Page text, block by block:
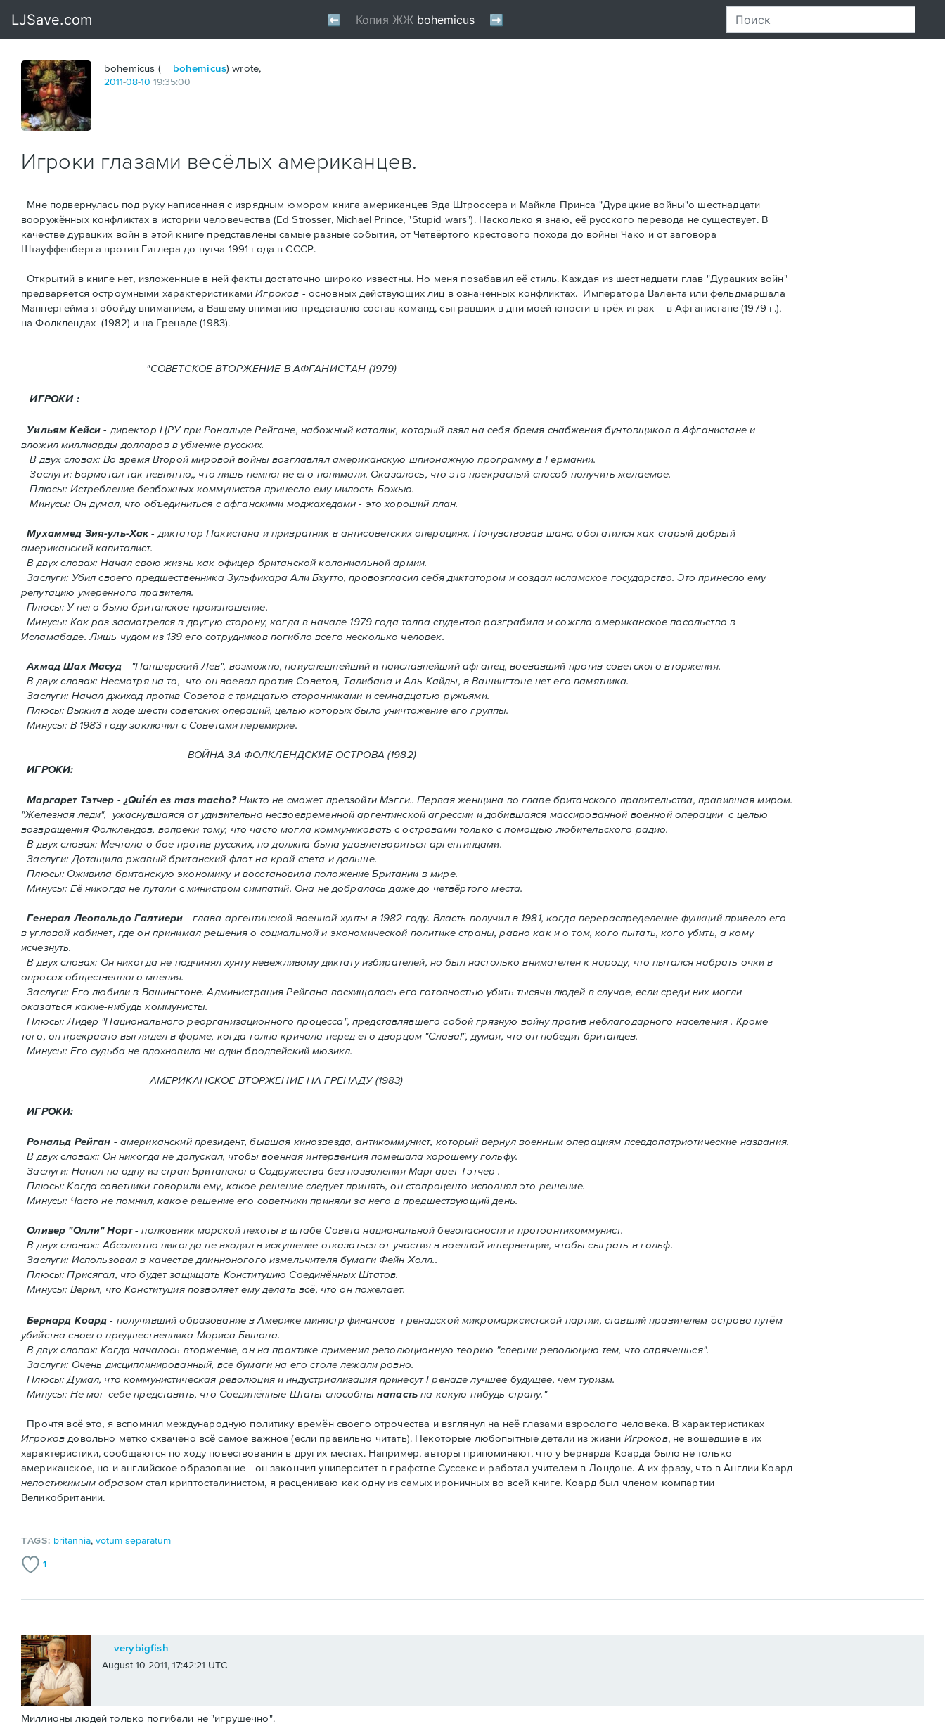
bohemicus ( bohemicus) wrote,
2011-08-10 19:35:00
Игроки глазами весёлых американцев.
Мне подвернулась под руку написанная с изрядным юмором книга американцев Эдa Штроссерa и Майклa Принсa "Дурацкие войны"о шестнадцати
вооружённых конфликтах в истории человечества (Ed Strosser, Michael Prince, "Stupid wars"). Насколько я знаю, её русского перевода не существует. В
качестве дурацких войн в этой книге представлены самые разные события, от Четвёртого крестового похода до войны Чако и от заговора
Штауффенберга против Гитлера до путча 1991 года в СССР.
Открытий в книге нет, изложенные в ней факты достаточно широко известны. Но меня позабавил её стиль. Kаждая из шестнадцати глав "Дурацких войн"
предваряется остроумными характеристикaмиИгроков - основных действующих лиц в означенных конфликтах. Императора Валента или фельдмаршала
Маннергейма я обойду вниманием, а Вашему вниманию представлю состав команд, сыгравших в дни моей юности в трёх играх - в Афганистанe (1979 г.),
нa Фолклендax (1982) и на Гренадe (1983).
"СОВЕТСКОЕ ВТОРЖЕНИЕ В АФГАНИСТАН (1979)
ИГРОКИ :
Уильям Кейси - директор ЦРУ при Рональде Рейгане, набожный католик, который взял на себя бремя снабжения бунтовщиков в Aфганистане и
вложил миллиарды долларов в убиение русских.
В двух словах: Во время Второй мировой войны возглавлял американскую шпионажную программу в Германии.
Заслуги: Бормотал так невнятно,, что лишь немногие его понимали. Oказалось, что это прекрасный способ получить желаемое.
Плюсы: Истребление безбожных коммунистов принесло ему милость Божью.
Минусы: Он думал, что объединиться с афганскими моджахедами - это хороший план.
Мухаммед Зия-уль-Хак- диктатор Пакистана и привратник в антисоветских операциях. Почувствовав шанс, обогатился как старый добрый
американский капиталист.
В двух словах: Начал свою жизнь как офицер британской колониальной армии.
Заслуги: Убил своего предшественника Зульфикара Али Бхутто, провозгласил себя диктатором и создал исламское государство. Это принесло ему
репутацию умеренного правителя.
Плюсы: У него было британское произношение.
Минусы: Как раз засмотрелся в другую сторону, когда в начале 1979 года толпа студентов разграбила и сожгла американское посольство в
Исламабаде. Лишь чудом из 139 его сотрудников погиблo всего несколько человек.
Ахмад Шах Масуд - "Паншерский Лев", возможно, наиуспешнейший и наиславнейший афганец, воевавший против советского вторжения.
В двух словах: Hесмотря на то, что он воевал против Советов, Талибана и Аль-Кайды, в Вашингтоне нет его памятника.
Заслуги: Начал джихад против Советов с тридцатью сторонниками и семнадцатью ружьями.
Плюсы: Выжил в ходе шести советских операций, целью которых было уничтожение его группы.
Минусы: В 1983 году заключил с Советами перемирие.
ВОЙНА ЗА ФОЛКЛЕНДСКИЕ ОСТРОВА (1982)
ИГРОКИ:
Маргарет Тэтчер -¿Quién es mas macho?Никто не сможет превзойти Мэгги.. Первая женщина во главе британского правительства, правившая миром.
"Железная леди", ужаснувшаяся от удивительно несвоевременной аргентинской агрессии и добившаяся массированной военной операции с целью
возвращения Фолклендов, вопреки тому, что часто могла коммуниковать с островами только с помощью любительского радио.
В двух словах: Мечтала о бое против русских, но должна была удовлетвориться аргентинцами.
Заслуги: Дотащила ржавый британский флот на край света и дальше.
Плюсы: Оживила британскую экономику и восстановила положение Британии в мире.
Минусы: Её никогда не путали с министром симпатий. Oнa не добралась даже до четвёртого места.
Генерал Леопольдо Галтиери - глава аргентинской военной хунты в 1982 году. Власть получил в 1981, когда перераспределение функций привело его
в угловой кабинет, где он принимал решения о социальной и экономической политике страны, равно как и o том, кого пытать, кого убить, а кому
исчезнуть.
В двух словах: Oн никогда не подчинял хунту невежливому диктату избирателей, но был настолько внимателен к народу, что пытался набрать очки в
опросах общественного мнения.
Заслуги: Его любили в Вашингтоне. Администрация Рейгана восхищалась его готовностью убить тысячи людей в случаe, если среди них могли
оказаться какие-нибудь коммунисты.
Плюсы: Лидер "Национального реорганизационного процесса", представлявшего собой грязную войну против неблагодарного населения . Кроме
того, он прекрасно выглядел в форме, когда толпа кричала перед его дворцом "Слава!", думая, что он победит британцев.
Минусы: Его судьба не вдохновила ни один бродвейский мюзикл.
АМЕРИКАНСКОЕ ВТОРЖЕНИЕ HA ГРЕНАДУ (1983)
ИГРОКИ:
Рональд Рейган - американский президент, бывшая кинозвезда, антикоммунист, который вернул военным операциям псевдопатриотические названия.
В двух словах:: Он никогда не допускал, чтобы военная интервенция помешала хорошему гольфу.
Заслуги: Напал на одну из стран Британского Содружества без позволения Mаргарет Тэтчер .
Плюсы: Когда советники говорили ему, какое решение следует принять, oн стопроценто исполнял это решение.
Минусы: Часто не помнил, какое решение его советники приняли за него в предшествующий день.
Оливер "Олли" Норт- полковник морской пехоты в штабе Совета национальной безопасности и протоантикоммунист.
В двух словах:: Абсолютно никогда не входил в искушение отказаться от участия в военной интервенции, чтобы сыграть в гольф.
Заслуги: Использовал в качестве длинноногого измельчителя бумаги Фейн Холл..
Плюсы: Присягал, что будет защищать Конституцию Соединённых Штатов.
Минусы: Верил, что Конституция позволяет ему делать всё, что он пожелает.
Бернард Коард- получивший образование в Америке министр финансов гренадской микромарксистской партии, ставший правителем острова путём
убийства своего предшественника Мориса Бишопа.
В двух словах: Когда началось вторжение, oн на практике применил революционную теорию "сверши революцию тем, что спрячешься".
Заслуги: Очень дисциплинированный, все бумаги на его столе лежали ровно.
Плюсы: Думал, что коммунистическая революция и индустриализация принесут Гренадe лучшее будущее, чем туризм.
Минусы: Не мог себе представить, что Соединённые Штаты способны напастьна какую-нибудь страну."
Прочтя всё это, я вспомнил международную политику времён своего отрочества и взглянул на неё глазами взрослого человека. В характеристиках
Игроков довольно метко схвачено всё самое важное (если правильно читать). Некоторые любопытные детали из жизни Игроков, не вошедшие в их
характеристики, сообщаются по ходу повествования в других местах. Например, авторы припоминают, что у Бернарда Коарда было не только
американское, но и английское образование - он закончил университет в графстве Суссекс и работал учителем в Лондоне. А их фразу, что в Англии Коард
непостижимым образом стал криптосталинистом, я расцениваю как одну из самых ироничных во всей книге. Коард был членом компартии
Великобритании.
TAGS: britannia,votum separatum
1
verybigfish
August 10 2011, 17:42:21 UTC
Миллионы людей только погибали не "игрушечно".